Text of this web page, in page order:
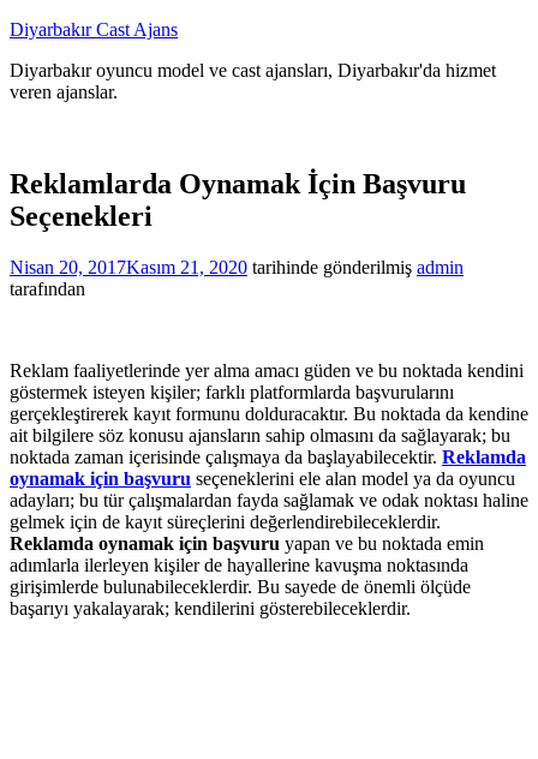
İçeriğe
Diyarbakır Cast Ajans
Diyarbakır oyuncu model ve cast ajansları, Diyarbakır'da hizmet
veren ajanslar.
Reklamlarda Oynamak İçin Başvuru
Seçenekleri
Nisan 20, 2017Kasım 21, 2020 tarihinde gönderilmiş admin
tarafından
Reklam faaliyetlerinde yer alma amacı güden ve bu noktada kendini
göstermek isteyen kişiler; farklı platformlarda başvurularını
gerçekleştirerek kayıt formunu dolduracaktır. Bu noktada da kendine
ait bilgilere söz konusu ajansların sahip olmasını da sağlayarak; bu
noktada zaman içerisinde çalışmaya da başlayabilecektir. Reklamda
oynamak için başvuru seçeneklerini ele alan model ya da oyuncu
adayları; bu tür çalışmalardan fayda sağlamak ve odak noktası haline
gelmek için de kayıt süreçlerini değerlendirebileceklerdir.
Reklamda oynamak için başvuru yapan ve bu noktada emin
adımlarla ilerleyen kişiler de hayallerine kavuşma noktasında
girişimlerde bulunabileceklerdir. Bu sayede de önemli ölçüde
başarıyı yakalayarak; kendilerini gösterebileceklerdir.